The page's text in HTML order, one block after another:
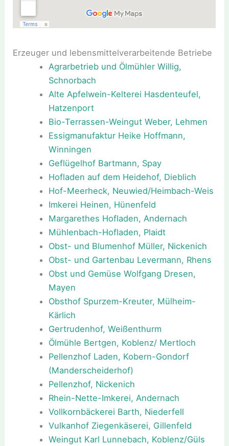
Erzeuger und lebensmittelverarbeitende Betriebe
Agrarbetrieb und Ölmühler Willig,
Schnorbach
Alte Apfelwein-Kelterei Hasdenteufel,
Hatzenport
Bio-Terrassen-Weingut Weber, Lehmen
Essigmanufaktur Heike Hoffmann,
Winningen
Geflügelhof Bartmann, Spay
Hofladen auf dem Heidehof, Dieblich
Hof-Meerheck, Neuwied/Heimbach-Weis
Imkerei Heinen, Hünenfeld
Margarethes Hofladen, Andernach
Mühlenbach-Hofladen, Plaidt
Obst- und Blumenhof Müller, Nickenich
Obst- und Gartenbau Levermann, Rhens
Obst und Gemüse Wolfgang Dresen,
Mayen
Obsthof Spurzem-Kreuter, Mülheim-
Kärlich
Gertrudenhof, Weißenthurm
Ölmühle Bertgen, Koblenz/ Mertloch
Pellenzhof Laden, Kobern-Gondorf
(Manderscheiderhof)
Pellenzhof, Nickenich
Rhein-Nette-Imkerei, Andernach
Vollkornbäckerei Barth, Niederfell
Vulkanhof Ziegenkäserei, Gillenfeld
Weingut Karl Lunnebach, Koblenz/Güls